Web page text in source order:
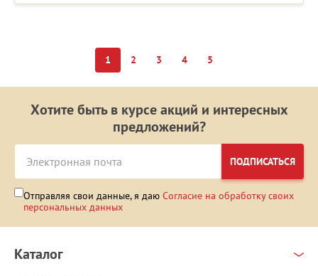
1 2 3 4 5
Хотите быть в курсе акций и интересных
предложений?
ПОДПИСАТЬСЯ
Отправляя свои данные, я даю Согласие на обработку своих
персональных данных
Каталог